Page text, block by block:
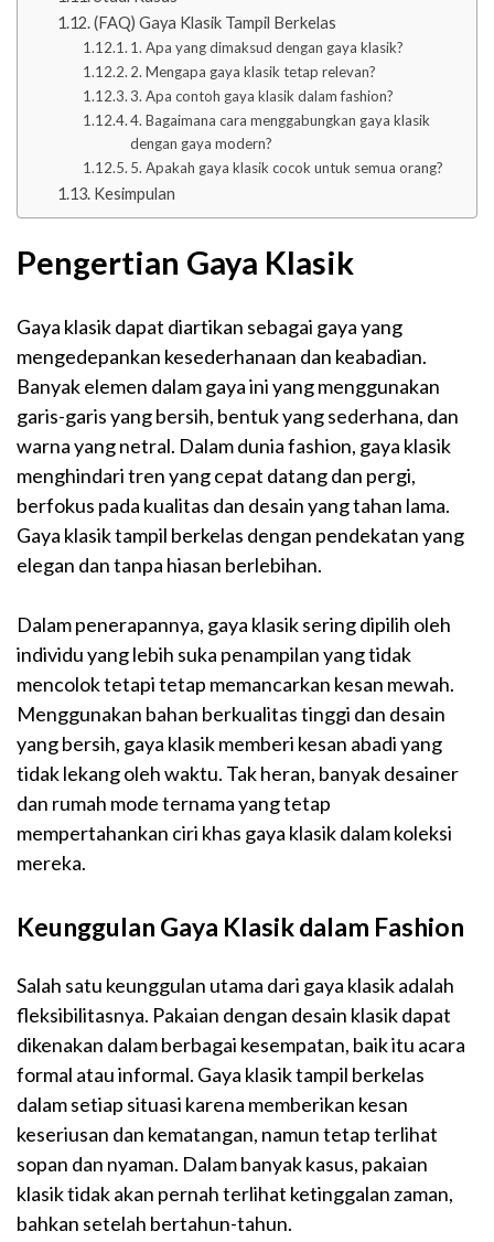
(FAQ) Gaya Klasik Tampil Berkelas
1. Apa yang dimaksud dengan gaya klasik?
2. Mengapa gaya klasik tetap relevan?
3. Apa contoh gaya klasik dalam fashion?
4. Bagaimana cara menggabungkan gaya klasik
dengan gaya modern?
5. Apakah gaya klasik cocok untuk semua orang?
Kesimpulan
Pengertian Gaya Klasik
Gaya klasik dapat diartikan sebagai gaya yang
mengedepankan kesederhanaan dan keabadian.
Banyak elemen dalam gaya ini yang menggunakan
garis-garis yang bersih, bentuk yang sederhana, dan
warna yang netral. Dalam dunia fashion, gaya klasik
menghindari tren yang cepat datang dan pergi,
berfokus pada kualitas dan desain yang tahan lama.
Gaya klasik tampil berkelas dengan pendekatan yang
elegan dan tanpa hiasan berlebihan.
Dalam penerapannya, gaya klasik sering dipilih oleh
individu yang lebih suka penampilan yang tidak
mencolok tetapi tetap memancarkan kesan mewah.
Menggunakan bahan berkualitas tinggi dan desain
yang bersih, gaya klasik memberi kesan abadi yang
tidak lekang oleh waktu. Tak heran, banyak desainer
dan rumah mode ternama yang tetap
mempertahankan ciri khas gaya klasik dalam koleksi
mereka.
Keunggulan Gaya Klasik dalam Fashion
Salah satu keunggulan utama dari gaya klasik adalah
fleksibilitasnya. Pakaian dengan desain klasik dapat
dikenakan dalam berbagai kesempatan, baik itu acara
formal atau informal. Gaya klasik tampil berkelas
dalam setiap situasi karena memberikan kesan
keseriusan dan kematangan, namun tetap terlihat
sopan dan nyaman. Dalam banyak kasus, pakaian
klasik tidak akan pernah terlihat ketinggalan zaman,
bahkan setelah bertahun-tahun.